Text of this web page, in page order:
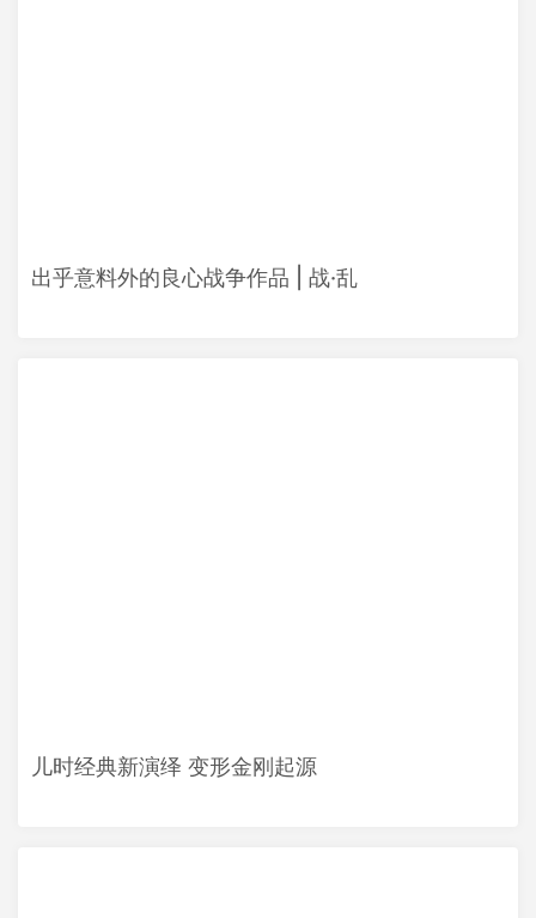
出乎意料外的良心战争作品 | 战·乱
儿时经典新演绎 变形金刚起源